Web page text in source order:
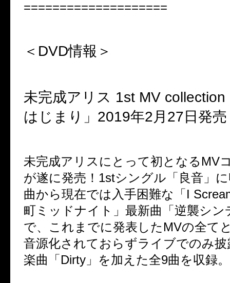
====================
＜DVD情報＞
未完成アリス 1st MV collection
はじまり」 2019年2月 27 日発売
未完成アリスにとって初となる MV
が遂に発売！ 1stシングル「良音」
曲から現在では入手困難な「 I
町ミッドナイト」最新曲「逆襲シン
で、これまでに発表した MVの全て
音源化されておらずライブでのみ
楽曲「 Dirty 」を加えた全9曲を収録。